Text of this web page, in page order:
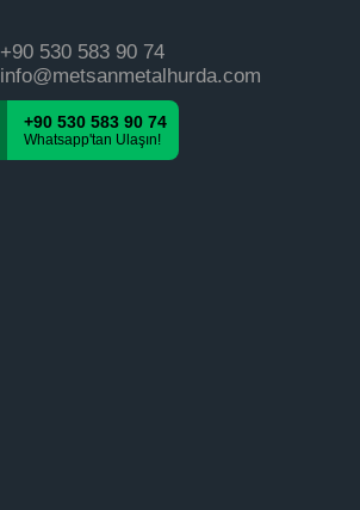
+90 530 583 90 74
info@metsanmetalhurda.com
+90 530 583 90 74
Whatsapp'tan Ulaşın!